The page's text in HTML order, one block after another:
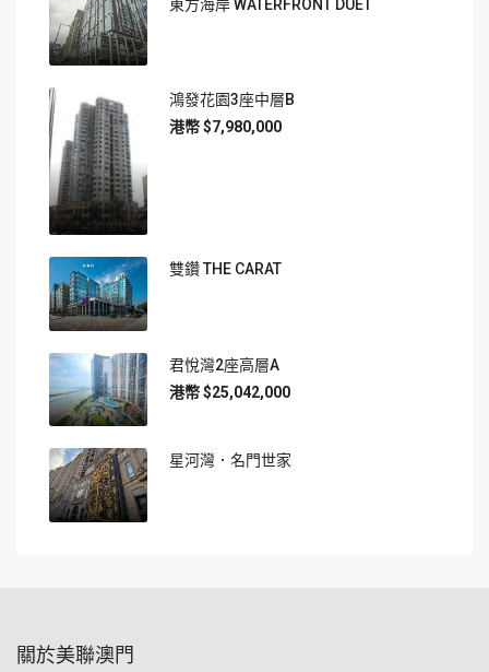
東方海岸 WATERFRONT DUET
鴻發花園3座中層B
$7,980,000
雙鑽 THE CARAT
君悅灣2座高層A
$25,042,000
星河灣．名門世家
關於美聯澳門